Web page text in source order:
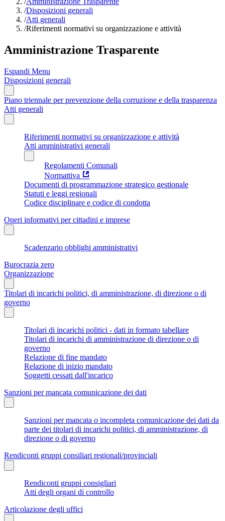
/Disposizioni generali
/Atti generali
/Riferimenti normativi su organizzazione e attività
Amministrazione Trasparente
Espandi Menu
Disposizioni generali
Piano triennale per prevenzione della corruzione e della trasparenza
Atti generali
Riferimenti normativi su organizzazione e attività
Atti amministrativi generali
Regolamenti Comunali
Normattiva
Documenti di programmazione strategico gestionale
Statuti e leggi regionali
Codice disciplinare e codice di condotta
Oneri informativi per cittadini e imprese
Scadenzario obblighi amministrativi
Burocrazia zero
Organizzazione
Titolari di incarichi politici, di amministrazione, di direzione o di
governo
Titolari di incarichi politici - dati in formato tabellare
Titolari di incarichi di amministrazione di direzione o di
governo
Relazione di fine mandato
Relazione di inizio mandato
Soggetti cessati dall'incarico
Sanzioni per mancata comunicazione dei dati
Sanzioni per mancata o incompleta comunicazione dei dati da
parte dei titolari di incarichi politici, di amministrazione, di
direzione o di governo
Rendiconti gruppi consiliari regionali/provinciali
Rendiconti gruppi consigliari
Atti degli organi di controllo
Articolazione degli uffici